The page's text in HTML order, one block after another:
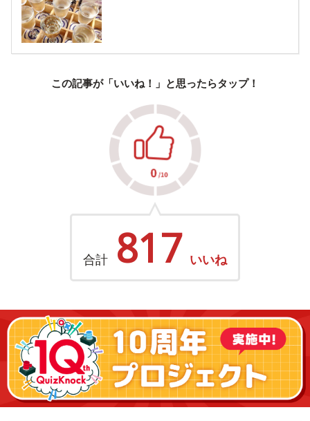
この記事が「いいね！」と思ったらタップ！
合計 817 いいね